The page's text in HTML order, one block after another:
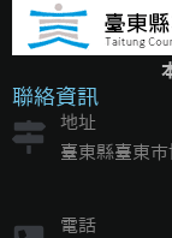
聯絡資訊
地址
臺東縣臺東
電話